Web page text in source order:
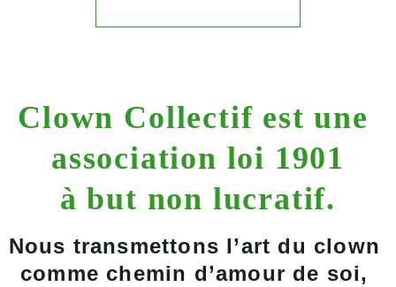
Clown Collectif est une
association loi 1901
à but non lucratif.
Nous transmettons l’art du clown
comme chemin d’amour de soi,